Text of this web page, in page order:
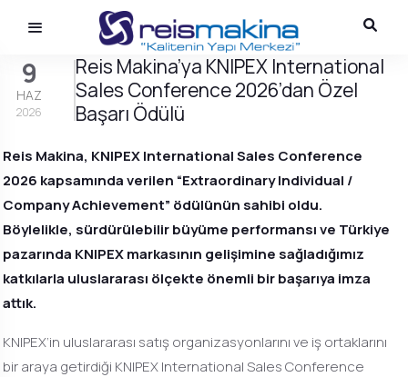
9
HAZ
2026
Reis Makina’ya KNIPEX International
Sales Conference 2026’dan Özel
Başarı Ödülü
Reis Makina, KNIPEX International Sales Conference
2026 kapsamında verilen “Extraordinary Individual /
Company Achievement” ödülünün sahibi oldu.
Böylelikle, sürdürülebilir büyüme performansı ve Türkiye
pazarında KNIPEX markasının gelişimine sağladığımız
katkılarla uluslararası ölçekte önemli bir başarıya imza
attık.
KNIPEX’in uluslararası satış organizasyonlarını ve iş ortaklarını
bir araya getirdiği KNIPEX International Sales Conference